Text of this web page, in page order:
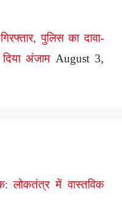
पुलिस का दावा-
अंजाम August 3,
लोकतंत्र में वास्तविक